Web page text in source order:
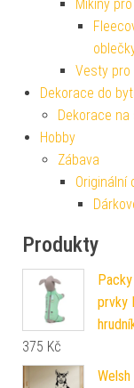
Mikiny
Vesty pro
Dekorace do
Dekorace na
Hobby
Zábava
Originální
Produkty
prvky
375 Kč